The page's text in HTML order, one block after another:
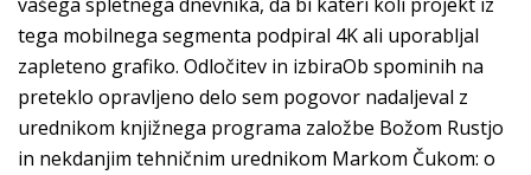
tega mobilnega segmenta podpiral 4K ali uporabljal
zapleteno grafiko. Odločitev in izbiraOb spominih na
preteklo opravljeno delo sem pogovor nadaljeval z
urednikom knjižnega programa založbe Božom Rustjo
in nekdanjim tehničnim urednikom Markom Čukom: o